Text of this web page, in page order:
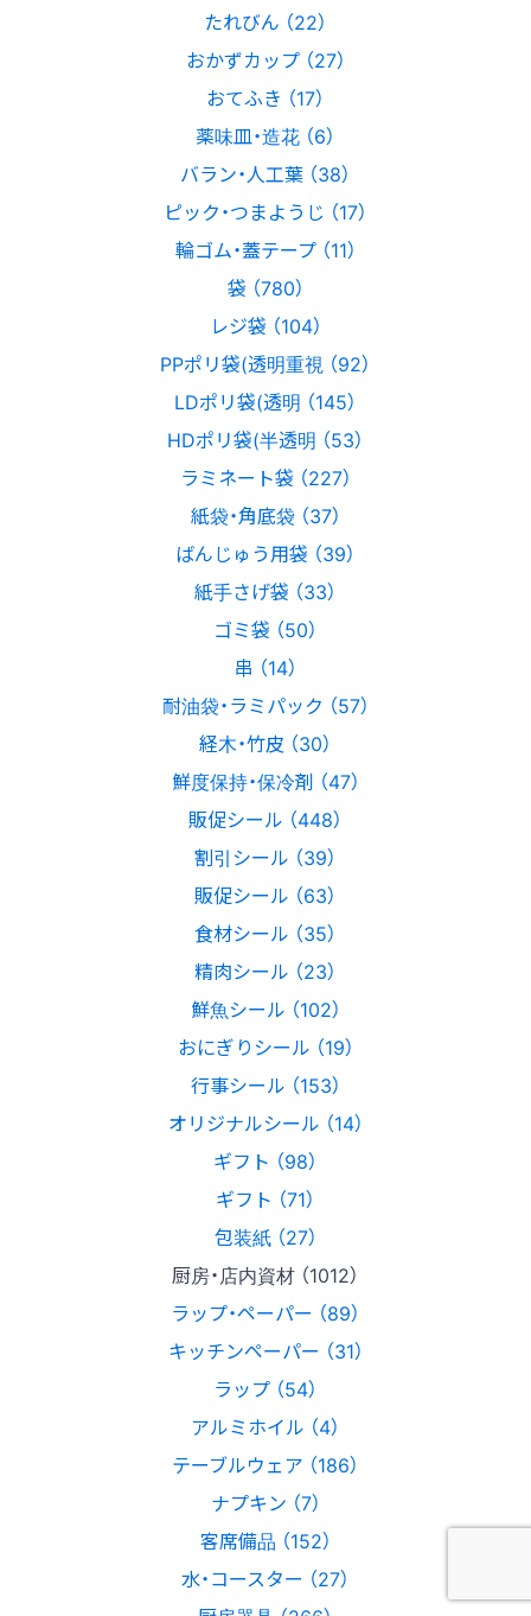
たれびん （22）
おかずカップ （27）
おてふき （17）
薬味皿・造花 （6）
バラン・人工葉 （38）
ピック・つまようじ （17）
輪ゴム・蓋テープ （11）
袋 （780）
レジ袋 （104）
PPポリ袋(透明重視 （92）
LDポリ袋(透明 （145）
HDポリ袋(半透明 （53）
ラミネート袋 （227）
紙袋・角底袋 （37）
ばんじゅう用袋 （39）
紙手さげ袋 （33）
ゴミ袋 （50）
串 （14）
耐油袋・ラミパック （57）
経木・竹皮 （30）
鮮度保持・保冷剤 （47）
販促シール （448）
割引シール （39）
販促シール （63）
食材シール （35）
精肉シール （23）
鮮魚シール （102）
おにぎりシール （19）
行事シール （153）
オリジナルシール （14）
ギフト （98）
ギフト （71）
包装紙 （27）
厨房・店内資材 （1012）
ラップ・ペーパー （89）
キッチンペーパー （31）
ラップ （54）
アルミホイル （4）
テーブルウェア （186）
ナプキン （7）
客席備品 （152）
水・コースター （27）